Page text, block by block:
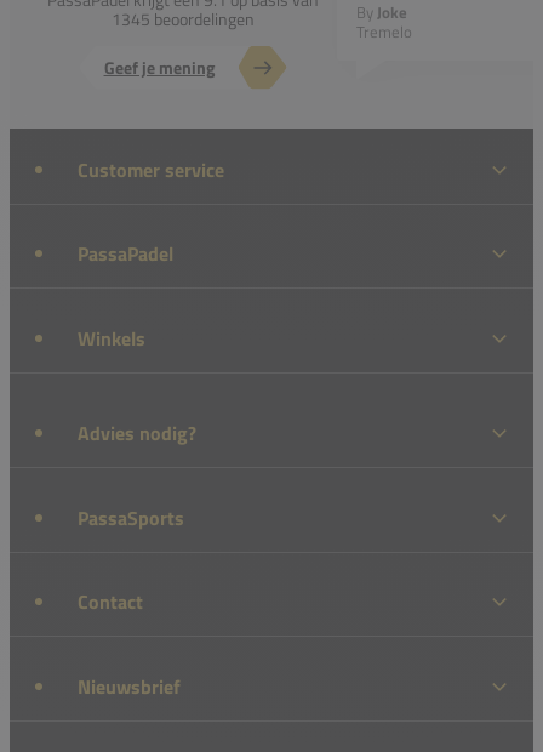
1345 beoordelingen
Geef je mening
By Joke
Tremelo
Customer service
PassaPadel
Winkels
Advies nodig?
PassaSports
Contact
Nieuwsbrief